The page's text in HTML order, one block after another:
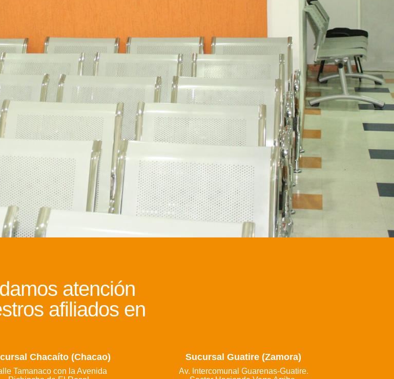
atención
afiliados en
Chacaíto (Chacao)
Tamanaco con la Avenida
Sucursal Guatire (Zamora)
Av. Intercomunal Guarenas-Guatire.